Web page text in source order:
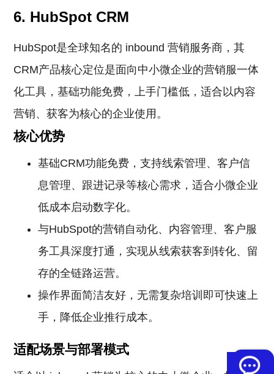
6. HubSpot CRM
HubSpot是全球知名的 inbound 营销服务商，其
CRM产品核心定位是面向中小微企业的营销服一体
化工具，基础功能免费，上手门槛低，适合以内容
营销、获客为核心的企业使用。
核心优势
基础CRM功能免费，支持线索管理、客户信
息管理、跟进记录等核心需求，适合小微企业
低成本启动数字化。
与HubSpot的营销自动化、内容管理、客户服
务工具深度打通，实现从线索获客到转化、留
存的全链路运营。
操作界面简洁友好，无需复杂培训即可快速上
手，降低企业推行成本。
适配场景与部署模式